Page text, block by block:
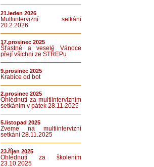
21.leden 2026
Multiintervizní setkání
20.2.2026
17.prosinec 2025
Šťastné a veselé Vánoce
přejí všichni ze STŘEPu
9.prosinec 2025
Krabice od bot
2.prosinec 2025
Ohlédnutí za multiintervizním
setkáním v pátek 28.11.2025
5.listopad 2025
Zveme na multiintervizní
setkání 28.11.2025
23.říjen 2025
Ohlédnutí za školením
23.10.2025